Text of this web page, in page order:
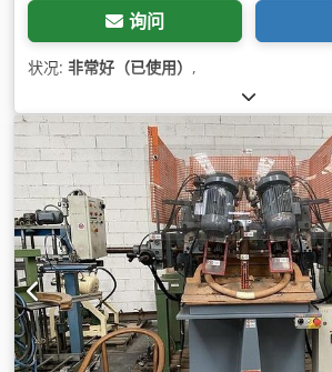
询问
状况: 非常好（已使用） ,